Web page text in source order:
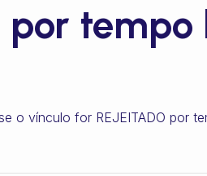
por
o vínculo for REJEITADO por